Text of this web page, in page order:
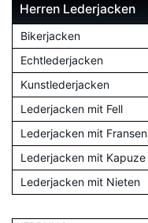
Herren Lederjacken
Bikerjacken
Echtlederjacken
Kunstlederjacken
Lederjacken mit Fell
Lederjacken mit Fransen
Lederjacken mit Kapuze
Lederjacken mit Nieten